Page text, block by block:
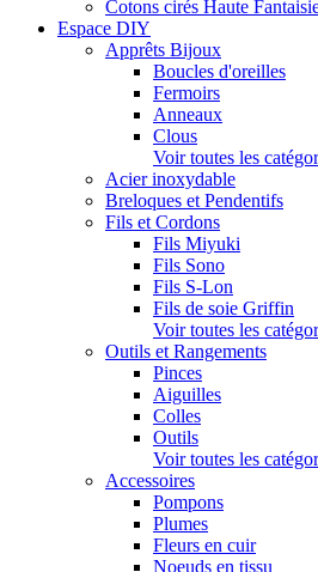
Cotons cirés Haute
Espace DIY
Apprêts Bijoux
Boucles d'oreilles
Fermoirs
Anneaux
Clous
Voir toutes les
Acier inoxydable
Breloques et Pendentifs
Fils et Cordons
Fils Miyuki
Fils Sono
Fils S-Lon
Fils de soie Griffin
Voir toutes les
Outils et Rangements
Pinces
Aiguilles
Colles
Outils
Voir toutes les
Accessoires
Pompons
Plumes
Fleurs en cuir
Noeuds en tissu